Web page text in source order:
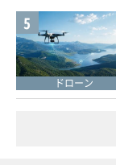
5
ドローン